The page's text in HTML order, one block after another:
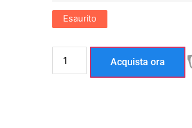
Esaurito
Acquista ora